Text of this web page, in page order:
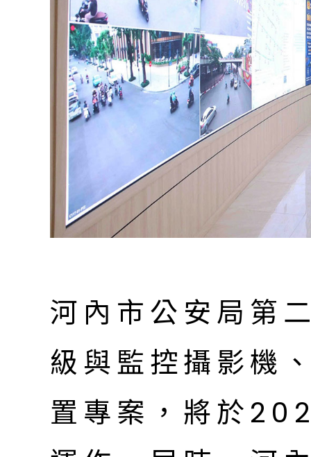
河內市公安局第
級與監控攝影機
置專案，將於